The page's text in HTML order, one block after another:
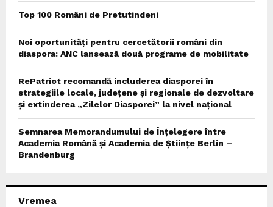
Top 100 Români de Pretutindeni
Noi oportunități pentru cercetătorii români din
diaspora: ANC lansează două programe de mobilitate
RePatriot recomandă includerea diasporei în
strategiile locale, județene și regionale de dezvoltare
și extinderea „Zilelor Diasporei” la nivel național
Semnarea Memorandumului de Înțelegere între
Academia Română și Academia de Științe Berlin –
Brandenburg
Vremea